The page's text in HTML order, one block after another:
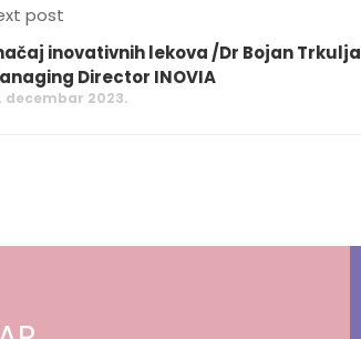
post
inovativnih lekova /Dr Bojan Trkulja
Director INOVIA
decembar 2023.